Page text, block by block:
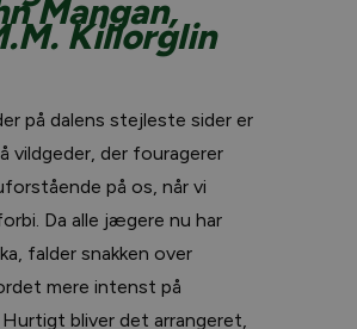
Mangan,
Killorglin
på dalens stejleste sider er
vildgeder, der fouragerer
på os, når vi
Da alle jægere nu har
falder snakken over
mere intenst på
bliver det arrangeret,